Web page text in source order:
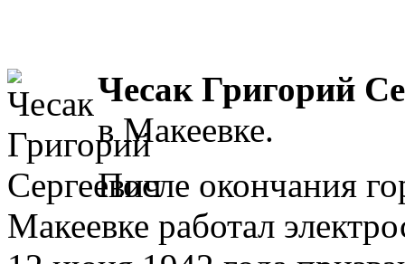
Чесак Григорий
в Макеевке.
После окончания
Макеевке работал